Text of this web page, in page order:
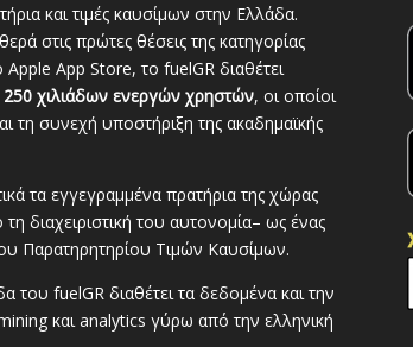
και τιμές καυσίμων στην Ελλάδα.
στις πρώτες θέσεις της κατηγορίας
App Store, το fuelGR διαθέτει
250 χιλιάδων ενεργών χρηστών, οι οποίοι
τη συνεχή υποστήριξη της ακαδημαϊκής
τα εγγεγραμμένα πρατήρια της χώρας
διαχειριστική του αυτονομία– ως ένας
Παρατηρητηρίου Τιμών Καυσίμων.
fuelGR διαθέτει τα δεδομένα και την
και analytics γύρω από την ελληνική